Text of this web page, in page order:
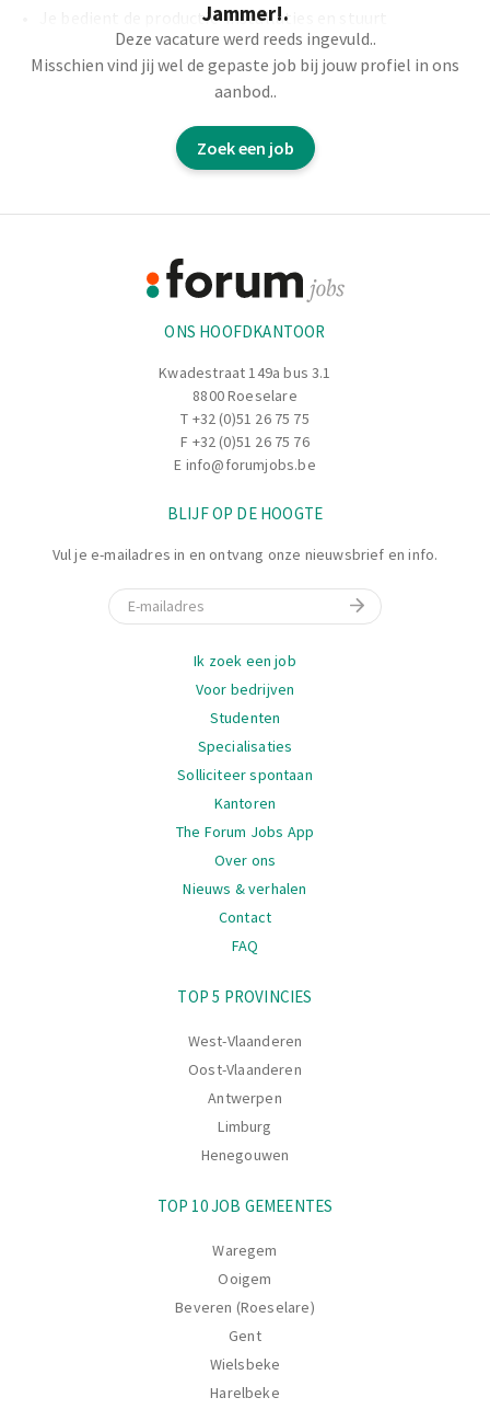
Je bedient de productie-installaties en stuurt
procesmatig bij
Je bevoorraadt de lijn met haspels isolatie en rollen
Je houdt de lijn draaiende en anticipeert op problemen
Je doet tussendoor visuele controles zodat de kwaliteit
Jammer!.
Deze vacature werd reeds ingevuld..
Misschien vind jij wel de gepaste job bij jouw profiel in ons
aanbod..
Zoek een job
ONS HOOFDKANTOOR
Kwadestraat 149a bus 3.1
8800 Roeselare
T +32 (0)51 26 75 75
F +32 (0)51 26 75 76
E info@forumjobs.be
BLIJF OP DE HOOGTE
Vul je e-mailadres in en ontvang onze nieuwsbrief en info.
E-mail
Ik zoek een job
Voor bedrijven
Studenten
Specialisaties
Solliciteer spontaan
Kantoren
The Forum Jobs App
Over ons
Nieuws & verhalen
Contact
FAQ
TOP 5 PROVINCIES
West-Vlaanderen
Oost-Vlaanderen
Antwerpen
Limburg
Henegouwen
TOP 10 JOB GEMEENTES
Waregem
Ooigem
Beveren (Roeselare)
Gent
Wielsbeke
Harelbeke